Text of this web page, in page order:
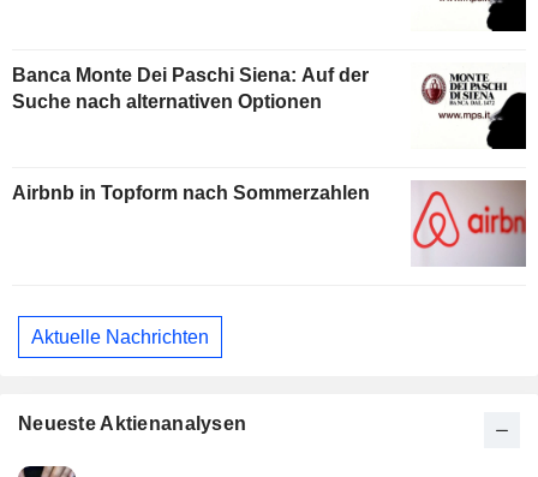
Banca Monte Dei Paschi Siena: Auf der
Suche nach alternativen Optionen
Airbnb in Topform nach Sommerzahlen
Aktuelle Nachrichten
Neueste Aktienanalysen